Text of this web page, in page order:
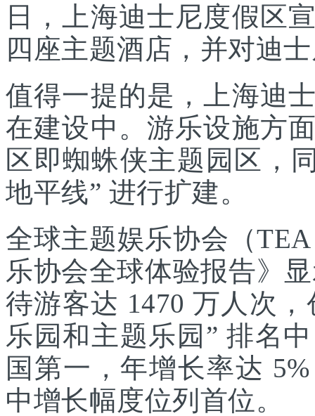
日，上海迪士尼度假区
四座主题酒店，并对迪
值得一提的是，上海迪
在建设中。游乐设施方
区即蜘蛛侠主题园区，
地平线” 进行扩建。
全球主题娱乐协会（
乐协会全球体验报告》
待游客达 1470 万人次
乐园和主题乐园” 排名
国第一，年增长率达
中增长幅度位列首位。